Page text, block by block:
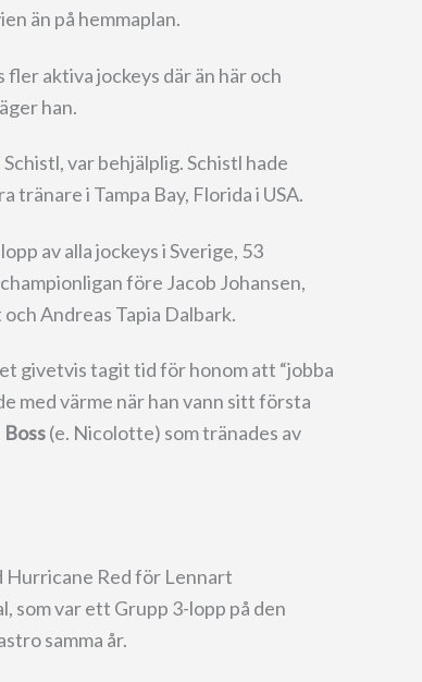
än på hemmaplan.
aktiva jockeys där än här och
han.
var behjälplig. Schistl hade
tränare i Tampa Bay, Florida i USA.
av alla jockeys i Sverige, 53
före Jacob Johansen,
Andreas Tapia Dalbark.
givetvis tagit tid för honom att “jobba
med värme när han vann sitt första
Boss(e. Nicolotte) som tränades av
Hurricane Red för Lennart
som var ett Grupp 3-lopp på den
samma år.